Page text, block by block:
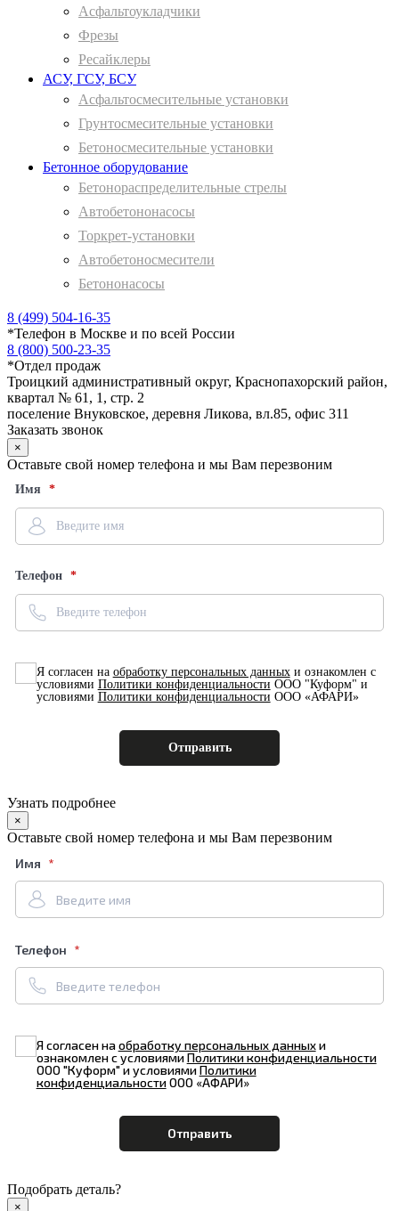
Асфальтоукладчики
Фрезы
Ресайклеры
АСУ, ГСУ, БСУ
Асфальтосмесительные установки
Грунтосмесительные установки
Бетоносмесительные установки
Бетонное оборудование
Бетонораспределительные стрелы
Автобетононасосы
Торкрет-установки
Автобетоносмесители
Бетононасосы
8 (499) 504-16-35
*Телефон в Москве и по всей России
8 (800) 500-23-35
*Отдел продаж
Троицкий административный округ, Краснопахорский район,
квартал № 61, 1, стр. 2
поселение Внуковское, деревня Ликова, вл.85, офис 311
Заказать звонок
×
Оставьте свой номер телефона и мы Вам перезвоним
Имя
Телефон
Я согласен на обработку персональных данныхи ознакомлен с
условиями Политики конфиденциальности ООО "Куформ" и
условиями Политики конфиденциальности ООО «АФАРИ»
Узнать подробнее
×
Оставьте свой номер телефона и мы Вам перезвоним
Имя
Телефон
Я согласен наобработку персональных данныхи
ознакомлен с условиямиПолитики конфиденциальности
ООО "Куформ" и условиямиПолитики
конфиденциальностиООО «АФАРИ»
Подобрать деталь?
×